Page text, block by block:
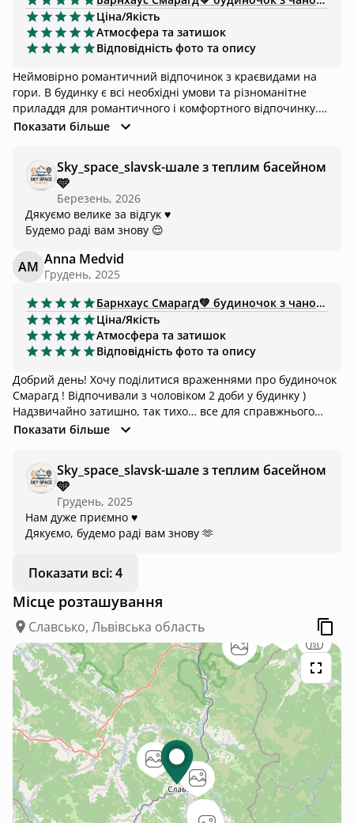
Ціна/Якість
Атмосфера та затишок
Відповідність фото та опису
Неймовірно романтичний відпочинок з краєвидами на
гори. В будинку є всі необхідні умови та різноманітне
приладдя для романтичного і комфортного відпочинку.
Особливо сподобався гамак на другому поверсі, комфортне
чан-джакузі та камін додає особливої атмосфери. Локація
беззаперечно заслуговує уваги.
Показати більше
Sky_space_slavsk-шале з теплим басейном
🩵
Березень, 2026
Дякуємо велике за відгук ♥️
Будемо раді вам знову 😌
AM Anna Medvid
Грудень, 2025
Барнхаус Смарагд💚 будиночок з чаном та ванною
Ціна/Якість
Атмосфера та затишок
Відповідність фото та опису
Добрий день! Хочу поділитися враженнями про будиночок
Смарагд ! Відпочивали з чоловіком 2 доби у будинку )
Надзвичайно затишно, так тихо… все для справжнього
відпочинку. У будинку є все необхідне, навіть більше! Такі
багато інших речей, які створюють затишок у будинку наче
це не готель, а житловий справжній будинок де живуть
надзвичайно чисто ! Ми точно ще повернемося туди 🫶
Показати більше
Sky_space_slavsk-шале з теплим басейном
🩵
Грудень, 2025
Нам дуже приємно ♥️
Дякуємо, будемо раді вам знову 🫶
Показати всі: 4
Місце розташування
Славсько, Львівська область